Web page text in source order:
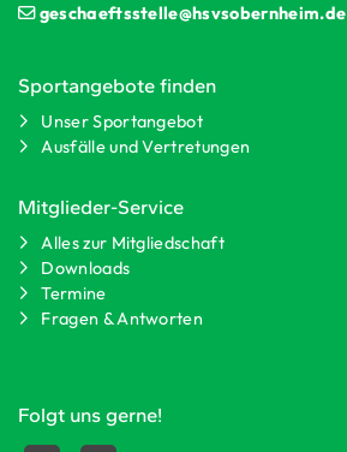
geschaeftsstelle@hsvsobernheim.de
Sportangebote finden
Unser Sportangebot
Ausfälle und Vertretungen
Mitglieder-Service
Alles zur Mitgliedschaft
Downloads
Termine
Fragen & Antworten
Folgt uns gerne!